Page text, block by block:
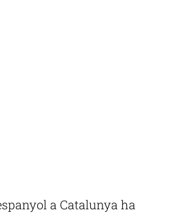
a Catalunya ha